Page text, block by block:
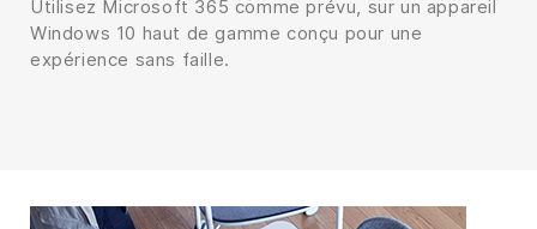
Utilisez Microsoft 365 comme prévu, sur un appareil
Windows 10 haut de gamme conçu pour une
expérience sans faille.